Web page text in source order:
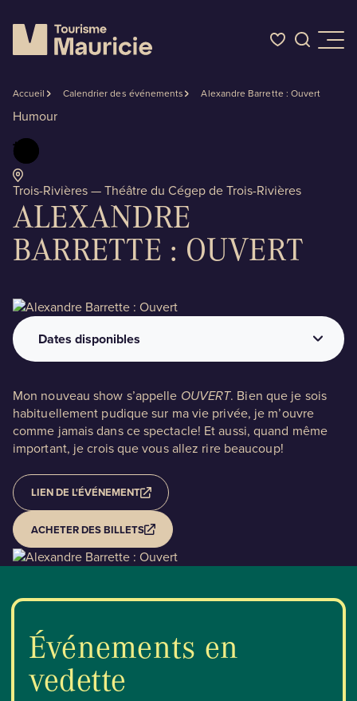
Nos territoires
Zone médias
Espace membres
Quoi faire
Où dormir
Où manger
L'été en Mauricie
BLOGUE
Accueil Calendrier des événements Alexandre Barrette : Ouvert
Humour
Trois-Rivières — Théâtre du Cégep de Trois-Rivières
ALEXANDRE
BARRETTE : OUVERT
Dates disponibles
10 octobre 2026
Mon nouveau show s’appelle OUVERT. Bien que je sois
habituellement pudique sur ma vie privée, je m’ouvre
comme jamais dans ce spectacle! Et aussi, quand même
important, je crois que vous allez rire beaucoup!
LIEN DE L'ÉVÉNEMENT
ACHETER DES BILLETS
Événements en
vedette